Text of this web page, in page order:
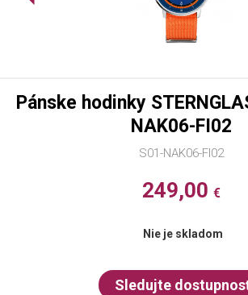
S01-NAK06-FI02
Pánske hodinky
NAK06-FI02
249,00 €
Nie je skladom